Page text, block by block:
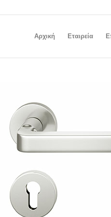
Αρχική Εταιρεία